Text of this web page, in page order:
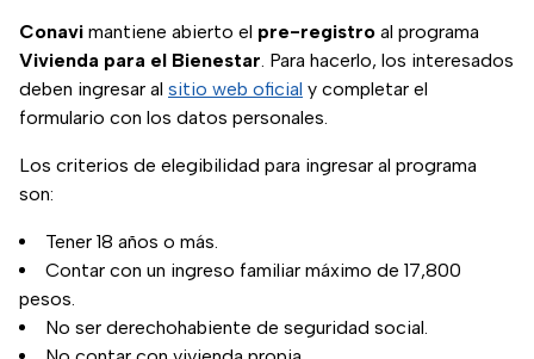
Conavi mantiene abierto el pre-registro al programa
Vivienda para el Bienestar. Para hacerlo, los interesados
deben ingresar al sitio web oficial y completar el
formulario con los datos personales.
Los criterios de elegibilidad para ingresar al programa
son:
Tener 18 años o más.
Contar con un ingreso familiar máximo de 17,800
pesos.
No ser derechohabiente de seguridad social.